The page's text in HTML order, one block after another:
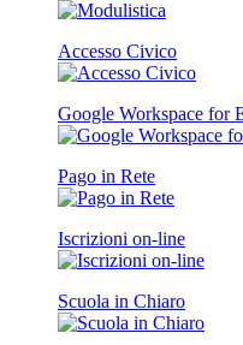
Accesso Civico
Google Workspace for
Pago in Rete
Iscrizioni on-line
Scuola in Chiaro